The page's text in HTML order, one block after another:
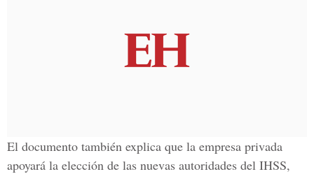
El documento también explica que la empresa privada
apoyará la elección de las nuevas autoridades del IHSS,